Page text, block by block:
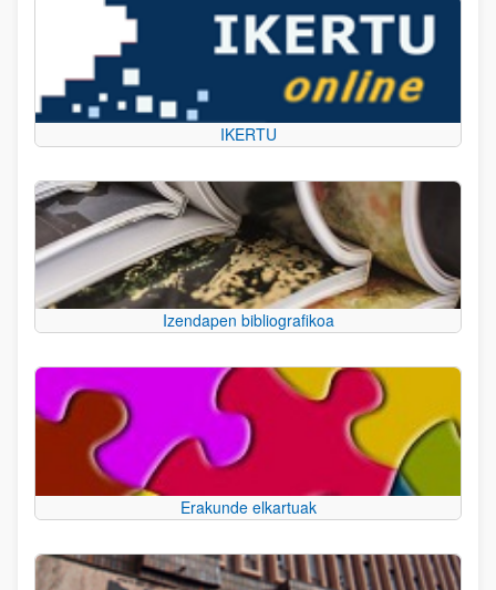
IKERTU
Izendapen bibliografikoa
Erakunde elkartuak